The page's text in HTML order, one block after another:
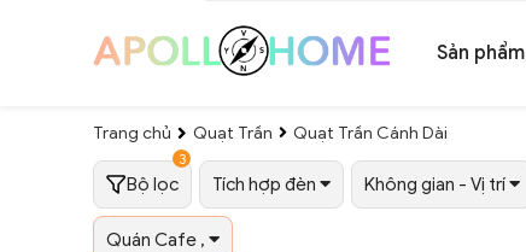
Sản phẩm
Trang chủ Quạt Trần Quạt Trần Cánh Dài
Bộ lọc
3
Tích hợp đèn Không gian - Vị trí
Quán Cafe ,